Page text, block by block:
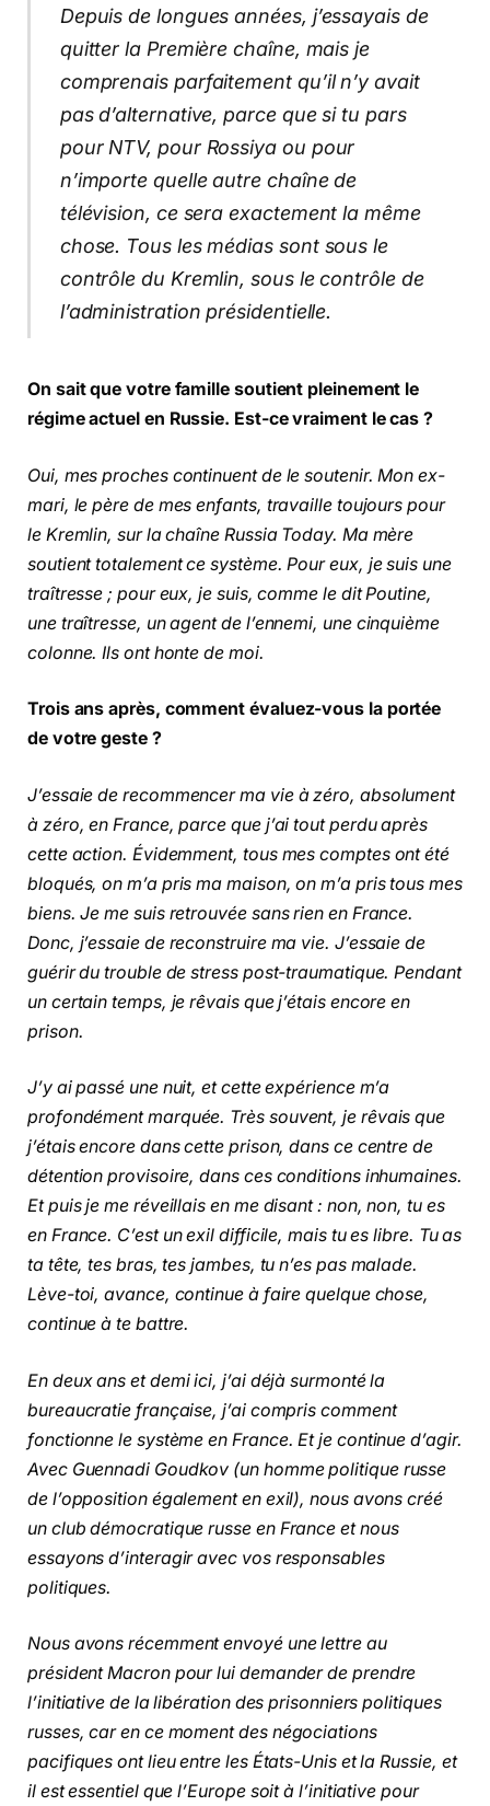
Depuis de longues années, j’essayais de
quitter la Première chaîne, mais je
comprenais parfaitement qu’il n’y avait
pas d’alternative, parce que si tu pars
pour NTV, pour Rossiya ou pour
n’importe quelle autre chaîne de
télévision, ce sera exactement la même
chose. Tous les médias sont sous le
contrôle du Kremlin, sous le contrôle de
l’administration présidentielle.
On sait que votre famille soutient pleinement le
régime actuel en Russie. Est-ce vraiment le cas ?
Oui, mes proches continuent de le soutenir. Mon ex-
mari, le père de mes enfants, travaille toujours pour
le Kremlin, sur la chaîne Russia Today. Ma mère
soutient totalement ce système. Pour eux, je suis une
traîtresse ; pour eux, je suis, comme le dit Poutine,
une traîtresse, un agent de l’ennemi, une cinquième
colonne. Ils ont honte de moi.
Trois ans après, comment évaluez-vous la portée
de votre geste ?
J’essaie de recommencer ma vie à zéro, absolument
à zéro, en France, parce que j’ai tout perdu après
cette action. Évidemment, tous mes comptes ont été
bloqués, on m’a pris ma maison, on m’a pris tous mes
biens. Je me suis retrouvée sans rien en France.
Donc, j’essaie de reconstruire ma vie. J’essaie de
guérir du trouble de stress post-traumatique. Pendant
un certain temps, je rêvais que j’étais encore en
prison.
J’y ai passé une nuit, et cette expérience m’a
profondément marquée. Très souvent, je rêvais que
j’étais encore dans cette prison, dans ce centre de
détention provisoire, dans ces conditions inhumaines.
Et puis je me réveillais en me disant : non, non, tu es
en France. C’est un exil difficile, mais tu es libre. Tu as
ta tête, tes bras, tes jambes, tu n’es pas malade.
Lève-toi, avance, continue à faire quelque chose,
continue à te battre.
En deux ans et demi ici, j’ai déjà surmonté la
bureaucratie française, j’ai compris comment
fonctionne le système en France. Et je continue d’agir.
Avec Guennadi Goudkov (un homme politique russe
de l’opposition également en exil), nous avons créé
un club démocratique russe en France et nous
essayons d’interagir avec vos responsables
politiques.
Nous avons récemment envoyé une lettre au
président Macron pour lui demander de prendre
l’initiative de la libération des prisonniers politiques
russes, car en ce moment des négociations
pacifiques ont lieu entre les États-Unis et la Russie, et
il est essentiel que l’Europe soit à l’initiative pour